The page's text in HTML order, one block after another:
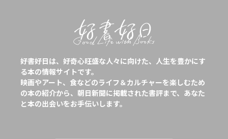
好書好日は、好奇心旺盛な人々に向けた、人生を豊かにす
る本の情報サイトです。
映画やアート、食などのライフ＆カルチャーを楽しむため
の本の紹介から、朝日新聞に掲載された書評まで、あなた
と本の出会いをお手伝いします。